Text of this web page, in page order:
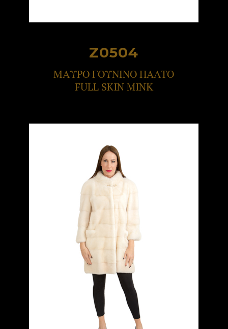
Z0504
ΜΑΥΡΟ ΓΟΥΝΙΝΟ ΠΑΛΤΟ
FULL SKIN MINΚ